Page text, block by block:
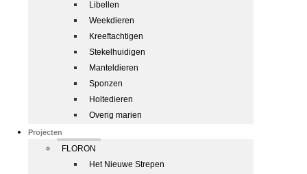
Libellen
Weekdieren
Kreeftachtigen
Stekelhuidigen
Manteldieren
Sponzen
Holtedieren
Overig marien
Projecten
FLORON
Het Nieuwe Strepen